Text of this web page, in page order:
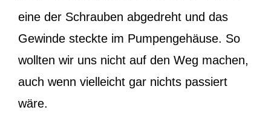
eine der Schrauben abgedreht und das
Gewinde steckte im Pumpengehäuse. So
wollten wir uns nicht auf den Weg machen,
auch wenn vielleicht gar nichts passiert
wäre.